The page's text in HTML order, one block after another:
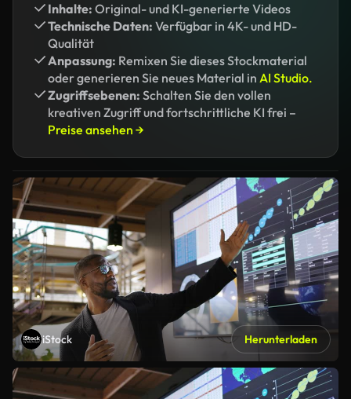
Inhalte: Original- und KI-generierte Videos
Technische Daten: Verfügbar in 4K- und HD-
Qualität
Anpassung: Remixen Sie dieses Stockmaterial
oder generieren Sie neues Material in AI Studio.
Zugriffsebenen: Schalten Sie den vollen
kreativen Zugriff und fortschrittliche KI frei –
Preise ansehen →
iStock Herunterladen